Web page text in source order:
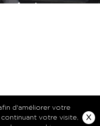
d'améliorer votre
votre visite,
X